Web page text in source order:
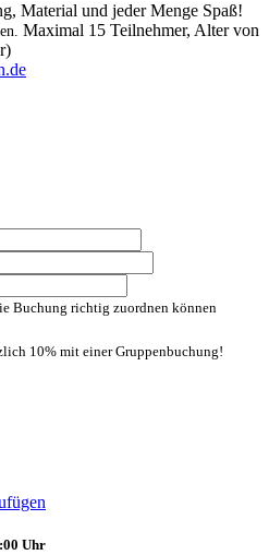
Material und jeder Menge Spaß!
Maximal 15 Teilnehmer, Alter von
Buchung richtig zuordnen können
10% mit einer Gruppenbuchung!
Uhr